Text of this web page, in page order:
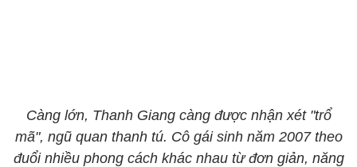
Càng lớn, Thanh Giang càng được nhận xét "trổ
mã", ngũ quan thanh tú. Cô gái sinh năm 2007 theo
đuổi nhiều phong cách khác nhau từ đơn giản, năng